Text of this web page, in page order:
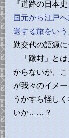
『道路の日本
国元から江戸
還する旅をいう
勤交代の語源に
「蹴封」とは
からないが、こ
が我々のイメ
うかすら怪し
いか……？